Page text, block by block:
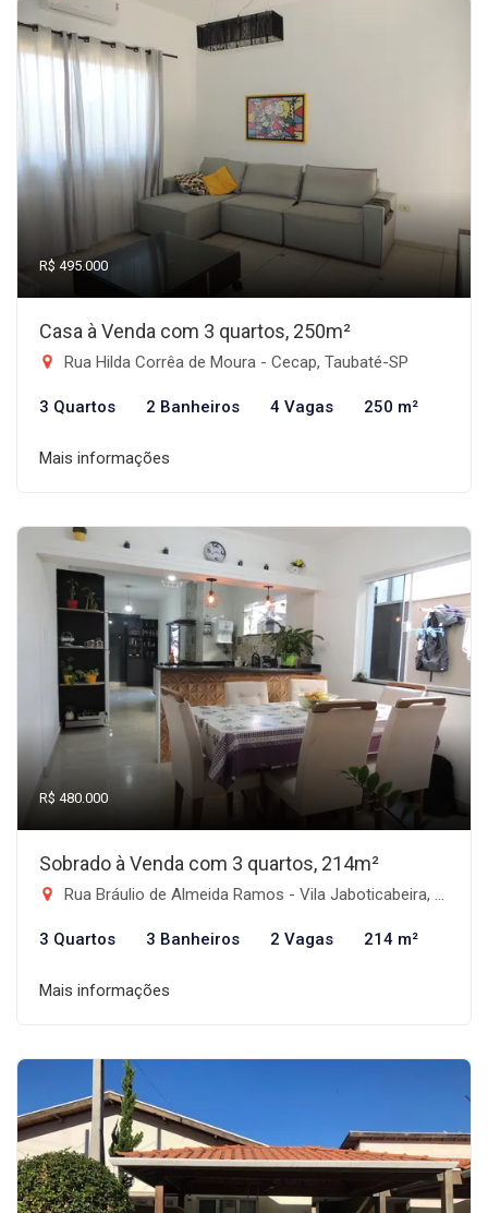
R$ 495.000
Casa à Venda com 3 quartos, 250m²
Rua Hilda Corrêa de Moura - Cecap, Taubaté-SP
3 Quartos 2 Banheiros 4 Vagas 250 m²
Mais informações
R$ 480.000
Sobrado à Venda com 3 quartos, 214m²
Rua Bráulio de Almeida Ramos - Vila Jaboticabeira, Taubaté-SP
3 Quartos 3 Banheiros 2 Vagas 214 m²
Mais informações